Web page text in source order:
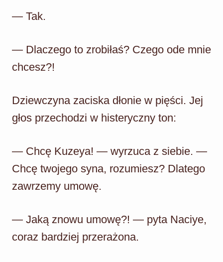
— Tak.
— Dlaczego to zrobiłaś? Czego ode mnie
chcesz?!
Dziewczyna zaciska dłonie w pięści. Jej
głos przechodzi w histeryczny ton:
— Chcę Kuzeya! — wyrzuca z siebie. —
Chcę twojego syna, rozumiesz? Dlatego
zawrzemy umowę.
— Jaką znowu umowę?! — pyta Naciye,
coraz bardziej przerażona.